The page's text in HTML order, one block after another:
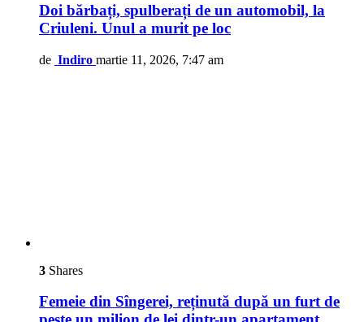
Doi bărbați, spulberați de un automobil, la
Criuleni. Unul a murit pe loc
de Indiro martie 11, 2026, 7:47 am
3 Shares
Femeie din Sîngerei, reținută după un furt de